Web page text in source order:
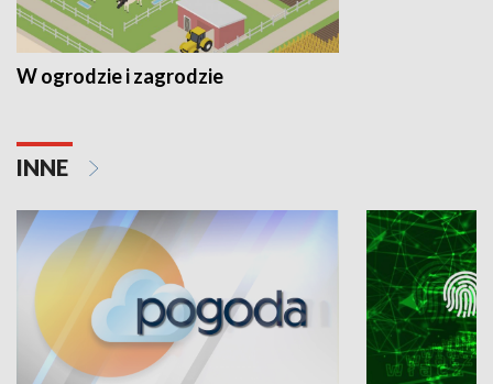
W ogrodzie i zagrodzie
INNE